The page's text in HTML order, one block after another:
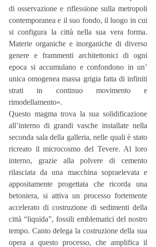
di osservazione e riflessione sulla metropoli
contemporanea e il suo fondo, il luogo in cui
si configura la città nella sua vera forma.
Materie organiche e inorganiche di diverso
genere e frammenti architettonici di ogni
epoca si accumulano e confondono in un’
unica omogenea massa grigia fatta di infiniti
strati in continuo movimento e
rimodellamento».
Questo magma trova la sua solidificazione
all’interno di grandi vasche installate nella
seconda sala della galleria, nelle quali è stato
ricreato il microcosmo del Tevere. Al loro
interno, grazie alla polvere di cemento
rilasciata da una macchina sopraelevata e
appositamente progettata che ricorda una
betoniera, si attiva un processo fortemente
accelerato di costruzione di sedimenti della
città “liquida”, fossili emblematici del nostro
tempo. Canto delega la costruzione della sua
opera a questo processo, che amplifica il